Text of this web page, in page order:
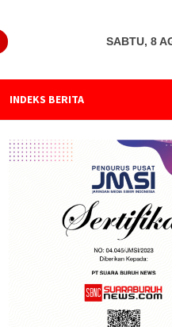
SABTU, 8
INDEKS BERITA